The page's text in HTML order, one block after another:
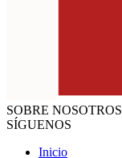
SOBRE NOSOTROS
SÍGUENOS
Inicio